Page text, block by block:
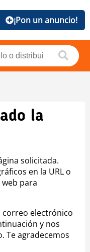
¡Pon un anuncio!
la
solicitada.
en la URL o
para
correo electrónico
y nos
Te agradecemos